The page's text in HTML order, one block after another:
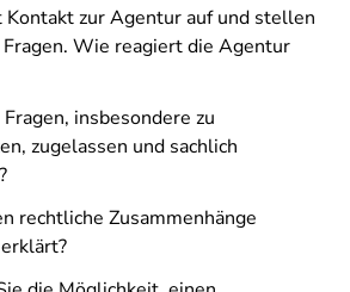
Kontakt zur Agentur auf und stellen
Wie reagiert die Agentur
insbesondere zu
zugelassen und sachlich
rechtliche Zusammenhänge